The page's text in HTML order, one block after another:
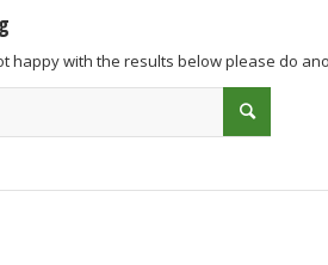
happy with the results below please do